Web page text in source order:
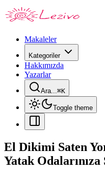
Makaleler
Kategoriler
Hakkımızda
Yazarlar
Ara...⌘K
Toggle theme
El Dikimi Saten
Yatak Odalarınıza